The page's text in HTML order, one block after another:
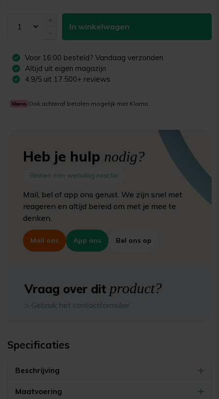
In winkelwagen
Voor 16:00 besteld? Vandaag verzonden
Altijd uit eigen magazijn
4.9/5 uit 17.500+ reviews
Ook achteraf betalen mogelijk met Klarna
Heb je hulp nodig?
Binnen één werkdag reactie
Mail, bel of app ons gerust. We zijn snel met
reageren en altijd bereid om met je mee te
denken.
Mail ons App ons Bel ons op
Vraag over dit product?
> Gebruik het contactformulier
Specificaties
Beschrijving
Maatvoering